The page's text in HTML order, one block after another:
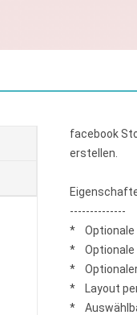
facebook
erstellen.
--------------
* Optionale
* Optionale
* Optionaler
* Layout
*